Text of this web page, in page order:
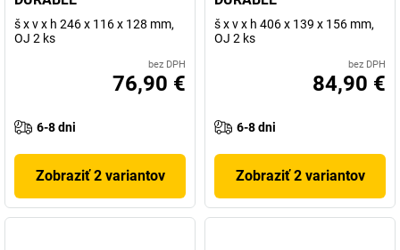
š x v x h 246 x 116 x 128 mm,
OJ 2 ks
bez DPH
76,90 €
6-8 dni
Zobraziť 2 variantov
š x v x h 406 x 139 x 156 mm,
OJ 2 ks
bez DPH
84,90 €
6-8 dni
Zobraziť 2 variantov